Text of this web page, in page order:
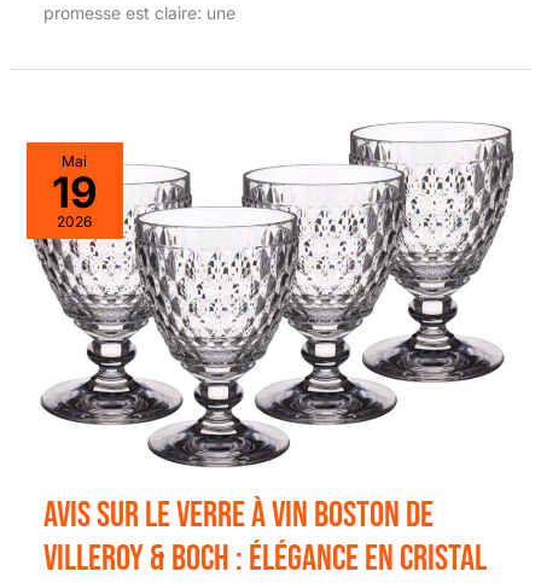
promesse est claire: une
Mai
19
2026
Avis sur le verre à vin Boston de
Villeroy & Boch : élégance en cristal